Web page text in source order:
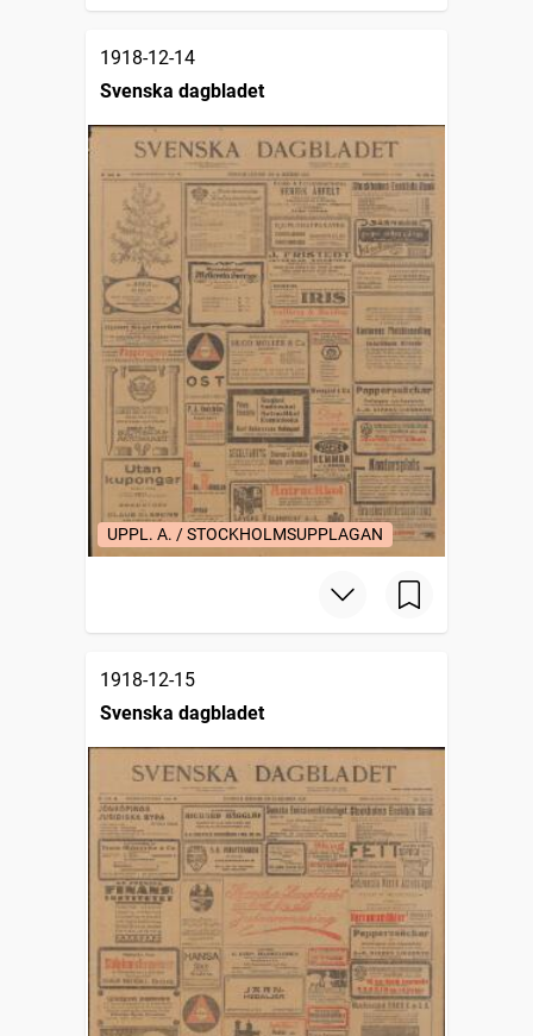
1918-12-14
Svenska dagbladet
UPPL. A. / STOCKHOLMSUPPLAGAN
1918-12-15
Svenska dagbladet